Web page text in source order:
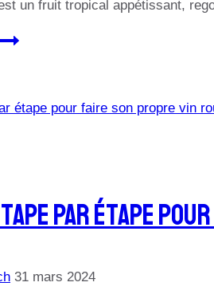
un fruit tropical appétissant,
Par Étape
31 mars 2024